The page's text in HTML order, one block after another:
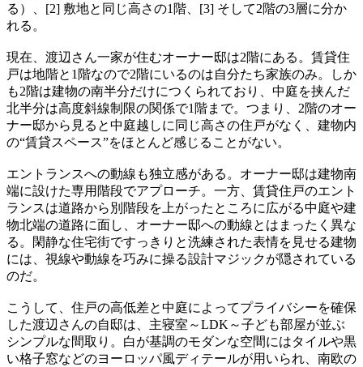
る）、[2] 敷地と同じ高さの1階、[3] そして2階の3層に分か
れる。
現在、渡辺さん一家が住むオーナー邸は2階にある。賃貸住
戸は地階と1階なので2階にいるのは自分たち家族のみ。しか
も2階は建物の南半分だけにつくられており、中庭を挟んだ
北半分は高度斜線制限の関係で1階まで。つまり、2階のオー
ナー邸から見ると中庭越しに同じ高さの住戸がなく、建物内
の“賃貸スペース”をほとんど感じることがない。
エントランスへの動線も独立感がある。オーナー邸は建物南
端に設けた専用階段でアプローチ。一方、賃貸住戸のエント
ランスは道路から別階段を上がったところに広がる中庭や建
物北端の道路に面し、オーナー邸への動線とはまったく異な
る。閑静な住宅街ですっきりと洗練された表情を見せる建物
には、視線や動線を巧みに操る設計マジックが隠されている
のだ。
こうして、住戸の高低差と中庭によってプライバシーを確保
した渡辺さんの自邸は、主寝室～LDK～子ども部屋が並ぶ
シンプルな間取り。白が基調のモダンな空間にはタイルや黒
い格子窓などのヨーロッパ風ディテールが用いられ、南欧の